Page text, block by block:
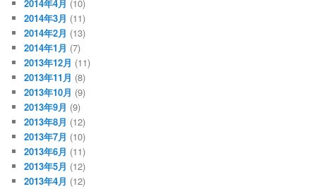
2014年4月 (10)
2014年3月 (11)
2014年2月 (13)
2014年1月 (7)
2013年12月 (11)
2013年11月 (8)
2013年10月 (9)
2013年9月 (9)
2013年8月 (12)
2013年7月 (10)
2013年6月 (11)
2013年5月 (12)
2013年4月 (12)